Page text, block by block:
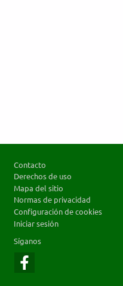
Contacto
Derechos de uso
Mapa del sitio
Normas de privacidad
Configuración de cookies
Iniciar sesión
Síganos